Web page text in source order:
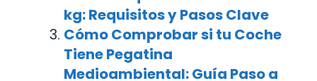
kg: Requisitos y Pasos Clave
Cómo Comprobar si tu Coche
Tiene Pegatina
Medioambiental: Guía Paso a